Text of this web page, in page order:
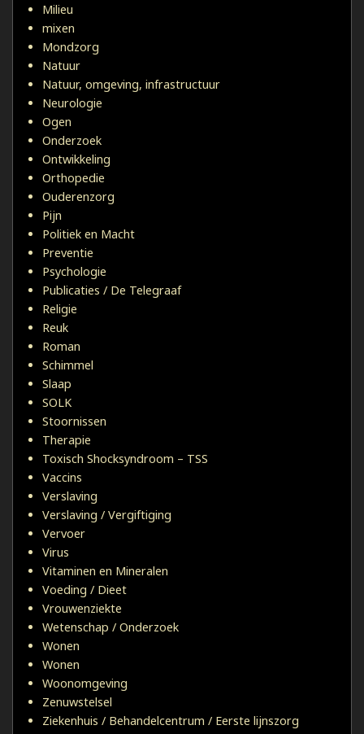
Milieu
mixen
Mondzorg
Natuur
Natuur, omgeving, infrastructuur
Neurologie
Ogen
Onderzoek
Ontwikkeling
Orthopedie
Ouderenzorg
Pijn
Politiek en Macht
Preventie
Psychologie
Publicaties / De Telegraaf
Religie
Reuk
Roman
Schimmel
Slaap
SOLK
Stoornissen
Therapie
Toxisch Shocksyndroom – TSS
Vaccins
Verslaving
Verslaving / Vergiftiging
Vervoer
Virus
Vitaminen en Mineralen
Voeding / Dieet
Vrouwenziekte
Wetenschap / Onderzoek
Wonen
Wonen
Woonomgeving
Zenuwstelsel
Ziekenhuis / Behandelcentrum / Eerste lijnszorg